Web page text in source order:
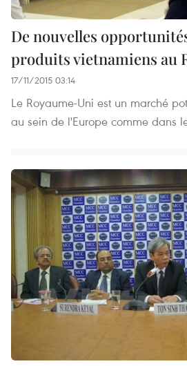
De nouvelles
produits vietnamiens au
17/11/2015 03:14
Le Royaume-Uni est un marché
au sein de l'Europe comme dans